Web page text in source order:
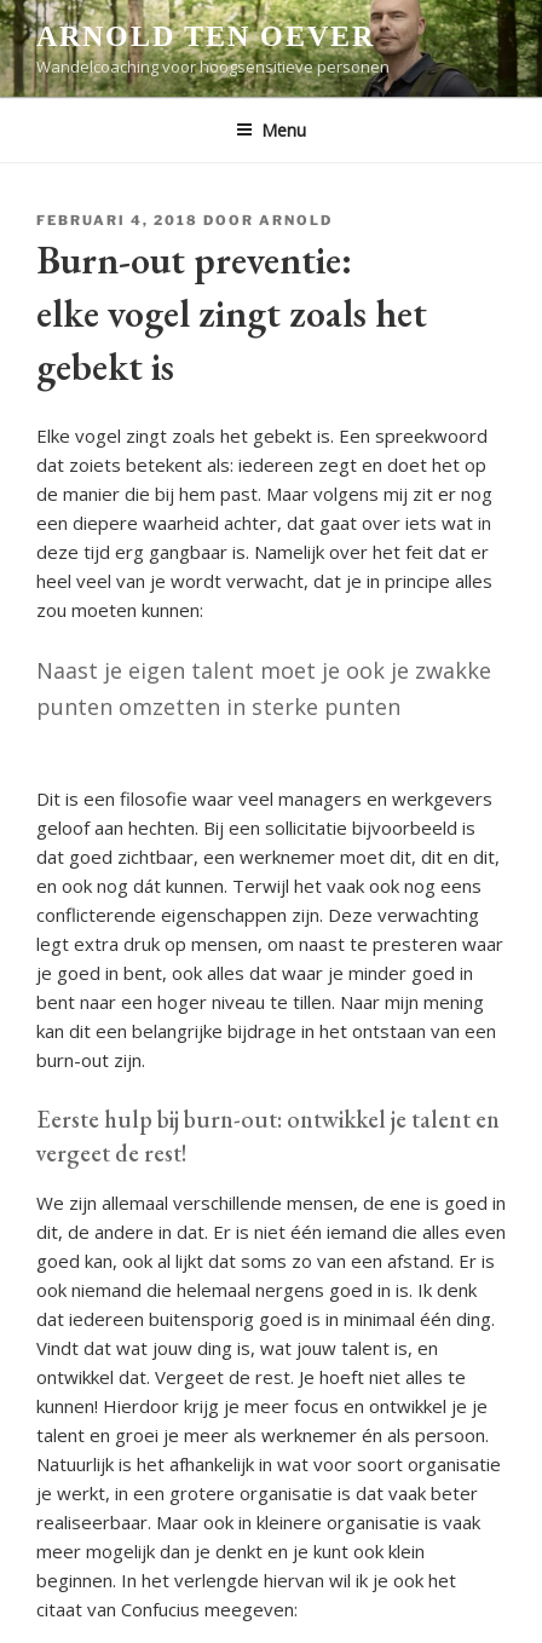
Ga
naar
de
inhoud
ARNOLD TEN OEVER
Wandelcoaching voor hoogsensitieve personen
Menu
GEPLAATST
FEBRUARI 4, 2018 DOOR ARNOLD
Burn-out preventie:
elke vogel zingt zoals het
gebekt is
Elke vogel zingt zoals het gebekt is. Een spreekwoord
dat zoiets betekent als: iedereen zegt en doet het op
de manier die bij hem past. Maar volgens mij zit er nog
een diepere waarheid achter, dat gaat over iets wat in
deze tijd erg gangbaar is. Namelijk over het feit dat er
heel veel van je wordt verwacht, dat je in principe alles
zou moeten kunnen:
Naast je eigen talent moet je ook je zwakke
punten omzetten in sterke punten
Dit is een filosofie waar veel managers en werkgevers
geloof aan hechten. Bij een sollicitatie bijvoorbeeld is
dat goed zichtbaar, een werknemer moet dit, dit en dit,
en ook nog dát kunnen. Terwijl het vaak ook nog eens
conflicterende eigenschappen zijn. Deze verwachting
legt extra druk op mensen, om naast te presteren waar
je goed in bent, ook alles dat waar je minder goed in
bent naar een hoger niveau te tillen. Naar mijn mening
kan dit een belangrijke bijdrage in het ontstaan van een
burn-out zijn.
Eerste hulp bij burn-out: ontwikkel je talent en
vergeet de rest!
We zijn allemaal verschillende mensen, de ene is goed in
dit, de andere in dat. Er is niet één iemand die alles even
goed kan, ook al lijkt dat soms zo van een afstand. Er is
ook niemand die helemaal nergens goed in is. Ik denk
dat iedereen buitensporig goed is in minimaal één ding.
Vindt dat wat jouw ding is, wat jouw talent is, en
ontwikkel dat. Vergeet de rest. Je hoeft niet alles te
kunnen! Hierdoor krijg je meer focus en ontwikkel je je
talent en groei je meer als werknemer én als persoon.
Natuurlijk is het afhankelijk in wat voor soort organisatie
je werkt, in een grotere organisatie is dat vaak beter
realiseerbaar. Maar ook in kleinere organisatie is vaak
meer mogelijk dan je denkt en je kunt ook klein
beginnen. In het verlengde hiervan wil ik je ook het
citaat van Confucius meegeven: